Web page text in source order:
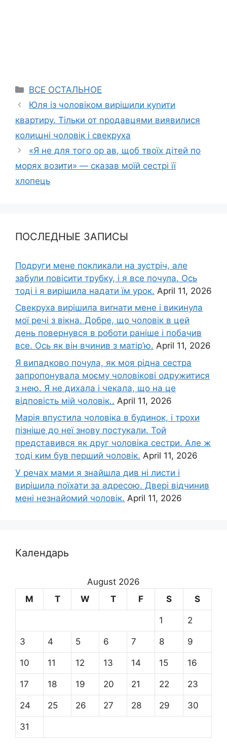
Categories
ВСЕ ОСТАЛЬНОЕ
Юля із чоловіком вирішили куnити
квартиру. Тільки от nродавцями виявилися
колиաні чоловік і свекруха
«Я не для того ор ав, щоб твоїх дітей по
морях возити» — сказав моїй сестрі її
хлопець
ПОСЛЕДНЫЕ ЗАПИСЫ
Подруги мене покликали на зустріч, але
забули повісити трубку, і я все почула. Ось
тоді і я вирішила надати їм урок. April 11, 2026
Свекруха вирішила виrнати мене і викинула
мої речі з вікна. Добре, що чоловік в цей
день повернувся в роботи раніше і побачив
все. Ось як він вчинив з матір’ю. April 11, 2026
Я випадково почула, як моя рідна сестра
запропонувала моєму чоловікові одружитися
з нею. Я не дихала і чекала, що на це
відповість мій чоловік.. April 11, 2026
Марія впустила чоловіка в будинок, і трохи
пізніше до неї знову постукали. Той
представився як друг чоловіка сестри. Але ж
тоді ким був перший чоловік. April 11, 2026
У речах мами я знайшла див ні листи і
вирішила поїхати за адресою. Двері відчинив
мені незнайомий чоловік. April 11, 2026
Календарь
August 2026
M
T W T F S S
1 2
3 4 5 6 7 8 9
10 11 12 13 14 15 16
17 18 19 20 21 22 23
24 25 26 27 28 29 30
31